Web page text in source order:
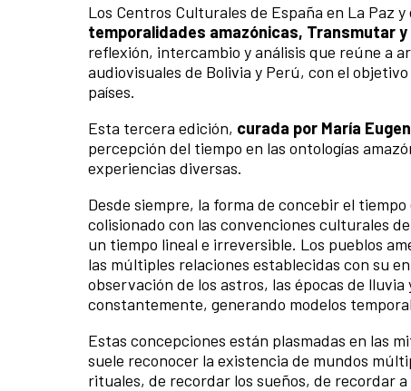
Los Centros Culturales de España en La Paz
temporalidades amazónicas, Transmutar
reflexión, intercambio y análisis que reúne a
audiovisuales de Bolivia y Perú, con el
países.
Esta tercera edición, curada por María
percepción del tiempo en las ontologías
experiencias diversas.
Desde siempre, la forma de concebir el
colisionado con las convenciones culturales
un tiempo lineal e irreversible. Los pueblos
las múltiples relaciones establecidas con su
observación de los astros, las épocas de
constantemente, generando modelos
Estas concepciones están plasmadas en las
suele reconocer la existencia de mundos
rituales, de recordar los sueños, de recordar